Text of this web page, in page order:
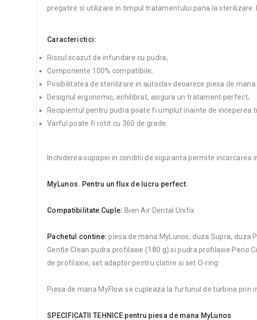
pregatire si utilizare in timpul tratamentului pana la
Caracterictici:
Riscul scazut de infundare cu pudra;
Componente 100% compatibile;
Posibilitatea de sterilizare in autoclav deoarece piesa de
Designul ergonomic, echilibrat, asigura un tratament perfect;
Recipientul pentru pudra poate fi umplut inainte de
Varful poate fi rotit cu 360 de grade.
Inchiderea supapei in conditii de siguranta permite incarcarea
MyLunos. Pentru un flux de lucru perfect.
Compatibilitate Cuple: Bien Air Dental Unifix
Pachetul contine: piesa de mana MyLunos, duza Supra, duza
Gentle Clean pudra profilaxie (180 g) si pudra profilaxie
de profilaxie, set adaptor pentru clatire si set O-ring
Piesa de mana MyFlow se cupleaza la furtunul de turbina prin
SPECIFICATII TEHNICE pentru piesa de mana MyLunos